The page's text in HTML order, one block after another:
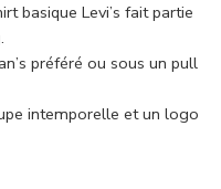
basique Levi’s fait partie
préféré ou sous un pull
intemporelle et un logo